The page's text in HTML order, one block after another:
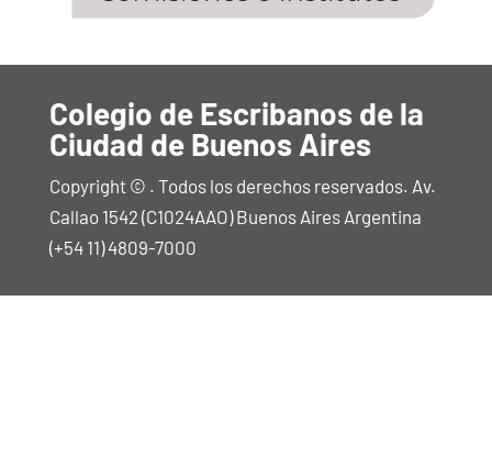
Colegio de Escribanos de la
Ciudad de Buenos Aires
Copyright © . Todos los derechos reservados. Av.
Callao 1542 (C1024AAO) Buenos Aires Argentina
(+54 11) 4809-7000